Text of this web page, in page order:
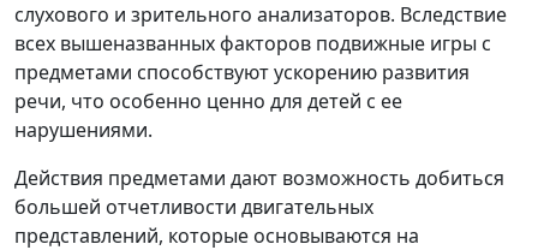
слухового и зрительного анализаторов. Вследствие
всех вышеназванных фак­торов подвижные игры с
предметами способствуют ускорению раз­вития
речи, что особенно ценно для детей с ее
нарушениями.
Действия предметами дают возможность добиться
большей отчетливости двигательных
представлений, которые основываются на